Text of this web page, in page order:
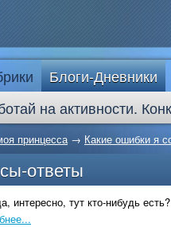
Блоги-Дневники
на активности.
принцесса→ Какие ошибки я
ответы
интересно, тут кто-нибудь есть?